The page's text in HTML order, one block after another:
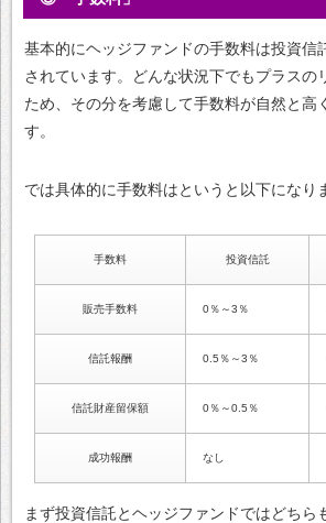
基本的にヘッジファンドの手数料は投資信
されています。どんな状況下でもプラスの
ため、その分を考慮して手数料が自然と高
す。
では具体的に手数料はというと以下になり
手数料 投資信託
販売手数料 0％～3％
信託報酬 0.5％～3％
信託財産留保額 0％～0.5％
成功報酬 なし
まず投資信託とヘッジファンドではどちら